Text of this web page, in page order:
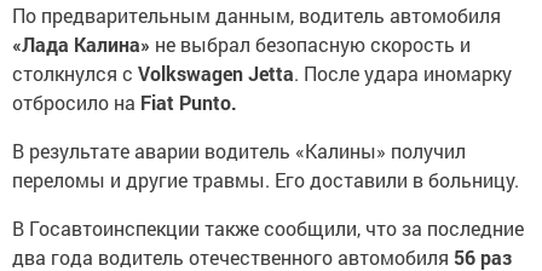
По предварительным данным, водитель автомобиля
«Лада Калина» не выбрал безопасную скорость и
столкнулся с Volkswagen Jetta. После удара иномарку
отбросило на Fiat Punto.
В результате аварии водитель «Калины» получил
переломы и другие травмы. Его доставили в больницу.
В Госавтоинспекции также сообщили, что за последние
два года водитель отечественного автомобиля 56 раз